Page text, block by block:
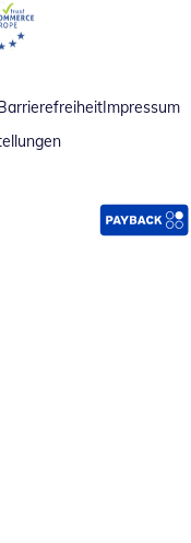
in neuem Fenster
Impressum